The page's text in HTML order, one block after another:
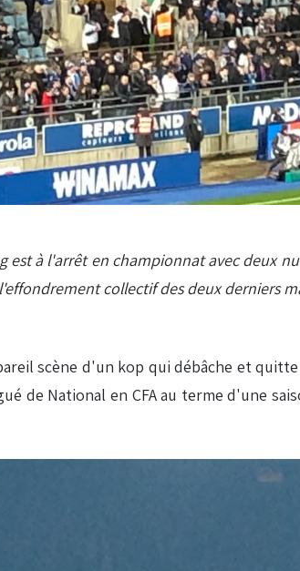
à l'arrêt en championnat avec deux
collectif des deux
scène d'un kop qui débâche et
de National en CFA au terme d'une